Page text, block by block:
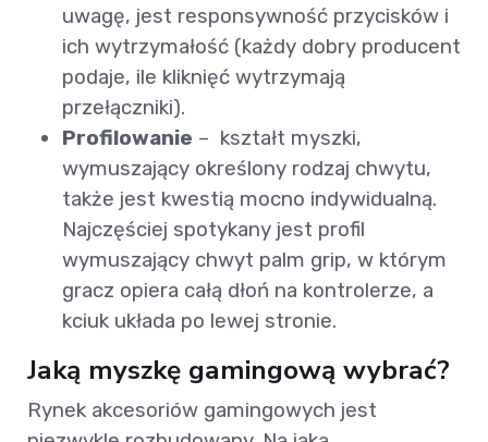
uwagę, jest responsywność przycisków i
ich wytrzymałość (każdy dobry producent
podaje, ile kliknięć wytrzymają
przełączniki).
Profilowanie – kształt myszki,
wymuszający określony rodzaj chwytu,
także jest kwestią mocno indywidualną.
Najczęściej spotykany jest profil
wymuszający chwyt palm grip, w którym
gracz opiera całą dłoń na kontrolerze, a
kciuk układa po lewej stronie.
Jaką myszkę gamingową wybrać?
Rynek akcesoriów gamingowych jest